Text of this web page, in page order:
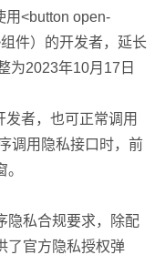
用<button open-
件）的开发者，延长
为2023年10月17日
者，也可正常调用
调用隐私接口时，前
隐私合规要求，除配
了官方隐私授权弹